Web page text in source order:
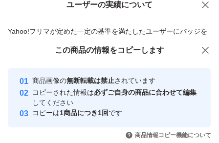
ユーザーの実績について
Yahoo!フリマが定めた一定の基準を満たしたユーザーにバッジを
付与しています
安心取引出品者
心・安全なユーザーです
取引実績
引を完了させた実績があります
価格の相談 商品への質問
この商品の情報をコピーします
商品画像の無断転載は禁止されています
コピーされた情報は必ずご自身の商品に合わせて編集
してください
コピーは1商品につき1回です
商品情報コピー機能について
この商品をみている人にオススメ